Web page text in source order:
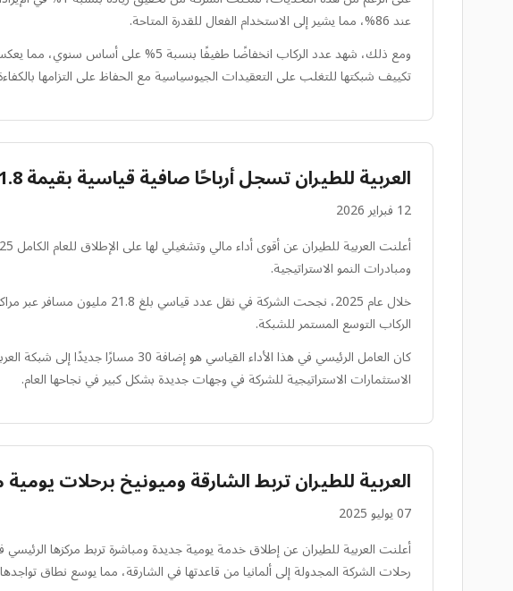
عند 86%، مما يشير إلى الاستخدام الفعال للقدرة المتاحة.
ومع ذلك، شهد عدد الركاب انخفاضًا
تكييف شبكتها للتغلب على التعقيدات الجيوسياسية مع الحفاظ على التزامها
العربية للطيران تسجل أرباحًا صافية قياسية بقيمة 1.8 مليار درهم إماراتي قبل الضريبة في عام 2025
12 فبراير 2026
ومبادرات النمو الاستراتيجية.
خلال عام 2025، نجحت
الركاب التوسع المستمر للشبكة.
الاستثمارات الاستراتيجية للشركة في وجهات جديدة بشكل كبير في نجاحها العام.
العربية للطيران تربط الشارقة وميونيخ برحلات
07 يوليو 2025
أعلنت العربية للطيران عن إطلاق خدمة يومية جديدة ومباشرة تربط مركزها الرئيسي
رحلات الشركة المجدولة إلى ألمانيا من قاعدتها في الشارقة، مما يوسع نطاق تواجدها